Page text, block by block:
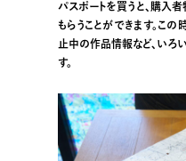
パスポートを買うと、購入
もらうことができます。こ
止中の作品情報など、いろ
す。